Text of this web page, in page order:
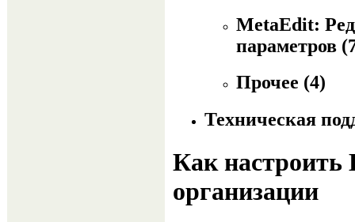
MetaEdit:
параметров
Прочее (4)
Техническая
Как настроить
организации